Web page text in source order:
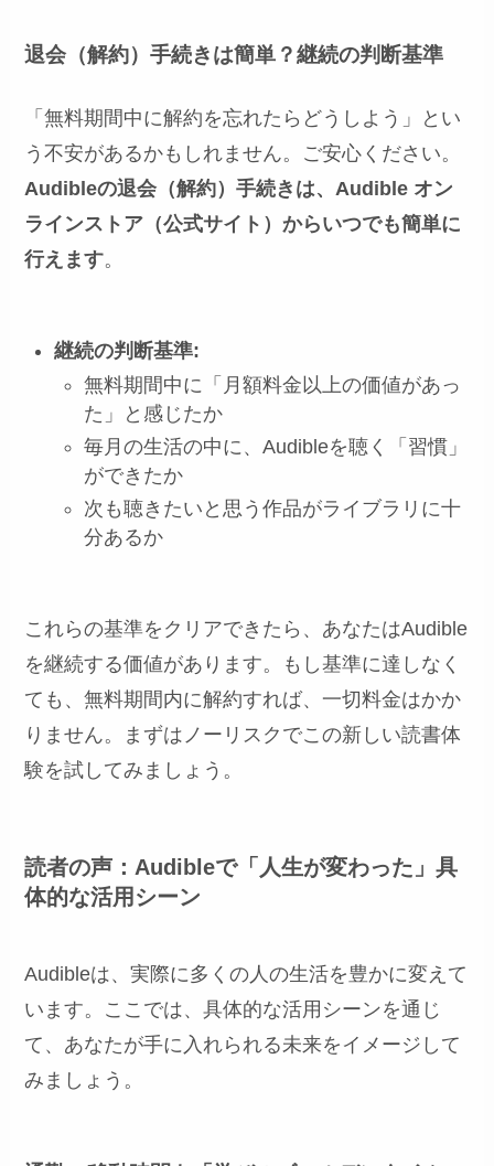
退会（解約）手続きは簡単？継続の判断基準
「無料期間中に解約を忘れたらどうしよう」とい
う不安があるかもしれません。ご安心ください。
Audibleの退会（解約）手続きは、Audible オン
ラインストア（公式サイト）からいつでも簡単に
行えます。
継続の判断基準:
無料期間中に「月額料金以上の価値があっ
た」と感じたか
毎月の生活の中に、Audibleを聴く「習慣」
ができたか
次も聴きたいと思う作品がライブラリに十
分あるか
これらの基準をクリアできたら、あなたはAudible
を継続する価値があります。もし基準に達しなく
ても、無料期間内に解約すれば、一切料金はかか
りません。まずはノーリスクでこの新しい読書体
験を試してみましょう。
読者の声：Audibleで「人生が変わった」具
体的な活用シーン
Audibleは、実際に多くの人の生活を豊かに変えて
います。ここでは、具体的な活用シーンを通じ
て、あなたが手に入れられる未来をイメージして
みましょう。